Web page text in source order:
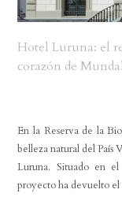
Hotel Luruna: el
corazón de
En la Reserva de la
belleza natural del País
Luruna. Situado en
proyecto ha devuelto